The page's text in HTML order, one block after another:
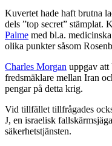
Kuvertet hade haft brutna
dels ”top secret” stämplat.
Palme med bl.a.
olika punkter såsom
Charles Morgan uppgav
fredsmäklare mellan Iran
pengar på detta krig.
Vid tillfället tillfrågades
J, en israelisk
säkerhetstjänsten.